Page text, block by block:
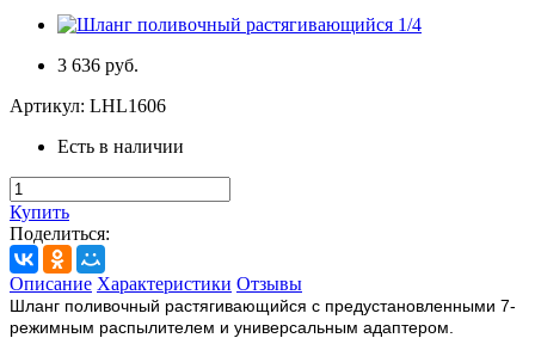
3 636 руб.
Артикул: LHL1606
Есть в наличии
Купить
Поделиться:
Описание Характеристики Отзывы
Шланг поливочный растягивающийся с предустановленными 7-
режимным распылителем и универсальным адаптером.